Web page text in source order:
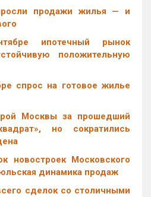
продажи жилья — и
ипотечный рынок
положительную
спрос на готовое жилье
Москвы за прошедший
но сократились
новостроек Московского
динамика продаж
сделок со столичными